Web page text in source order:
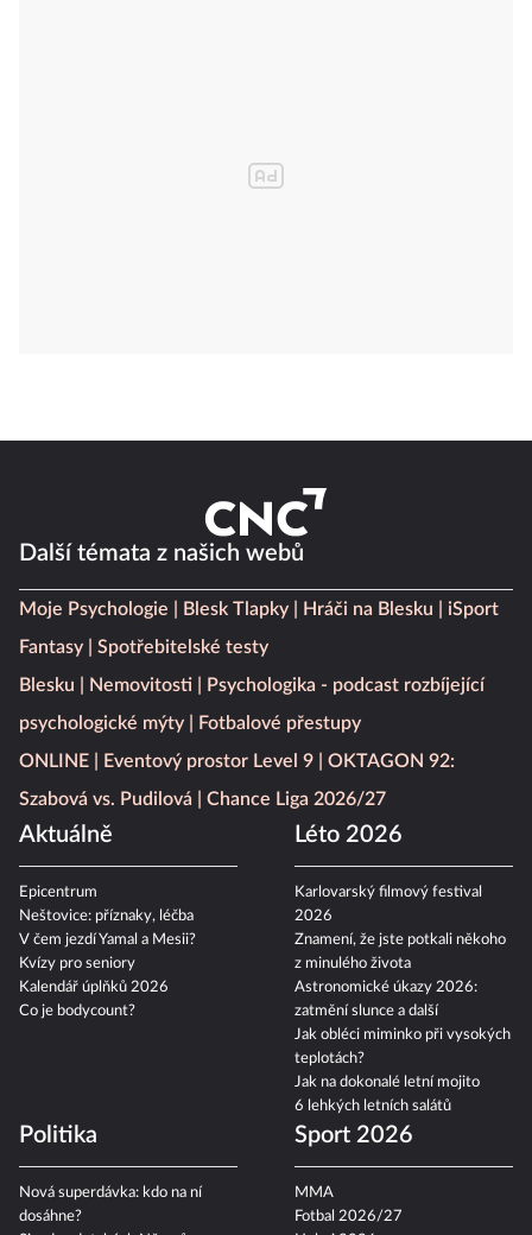
Další témata z našich webů
Moje Psychologie Blesk Tlapky Hráči na Blesku
iSport
Fantasy
Spotřebitelské testy
Blesku
Nemovitosti
Psychologika - podcast rozbíjející
psychologické mýty
Fotbalové přestupy
ONLINE
Eventový prostor Level 9
OKTAGON 92:
Szabová vs. Pudilová
Chance Liga 2026/27
Aktuálně
Epicentrum
Neštovice: příznaky, léčba
V čem jezdí Yamal a Mesii?
Kvízy pro seniory
Kalendář úplňků 2026
Co je bodycount?
Léto 2026
Karlovarský filmový festival
2026
Znamení, že jste potkali někoho
z minulého života
Astronomické úkazy 2026:
zatmění slunce a další
Jak obléci miminko při vysokých
teplotách?
Jak na dokonalé letní mojito
6 lehkých letních salátů
Politika
Nová superdávka: kdo na ní
dosáhne?
Sport 2026
MMA
Fotbal 2026/27